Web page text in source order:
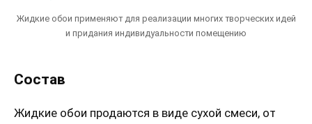
Жидкие обои применяют для реализации многих творческих идей
и придания индивидуальности помещению
Состав
Жидкие обои продаются в виде сухой смеси, от